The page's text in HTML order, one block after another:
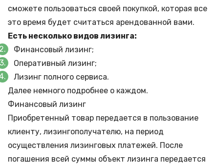
сможете пользоваться своей покупкой, которая все
это время будет считаться арендованной вами.
Есть несколько видов лизинга:
Финансовый лизинг;
Оперативный лизинг;
Лизинг полного сервиса.
Далее немного подробнее о каждом.
Финансовый лизинг
Приобретенный товар передается в пользование
клиенту, лизингополучателю, на период
осуществления лизинговых платежей. После
погашения всей суммы объект лизинга передается